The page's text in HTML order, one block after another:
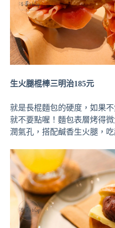
生火腿棍棒三明治185元
就是長棍麵包的硬度，如果
就不要點喔！麵包表層烤得
潤氣孔，搭配鹹香生火腿，吃